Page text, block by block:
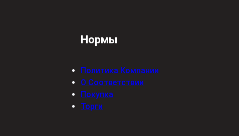
Нормы
Политика Компании
О Соответствии
Покупка
Торги